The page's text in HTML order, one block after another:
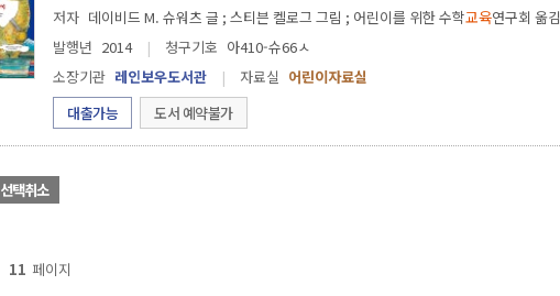
저자 데이비드 M. 슈워츠 글 ; 스티븐 켈로그 그림 ; 어린이를 위한 수학교육연구회 옮김
발행년 2014 | 청구기호 아410-슈66ㅅ
소장기관 레인보우도서관 | 자료실 어린이자료실
대출가능
도서 예약불가
선택취소
11 페이지